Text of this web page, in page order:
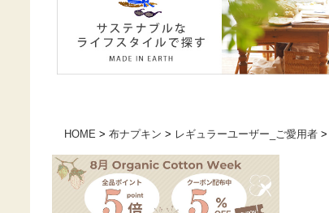
HOME 布ナプキン レギュラーユーザー_ご愛用者